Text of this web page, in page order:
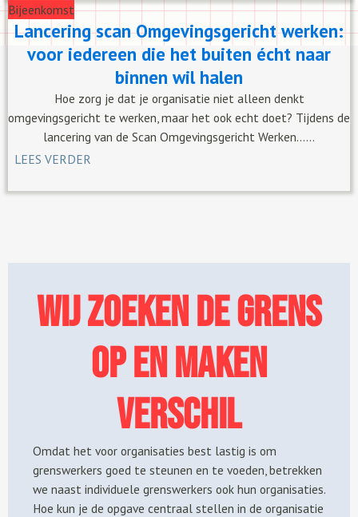
Bijeenkomst
Lancering scan Omgevingsgericht werken:
voor iedereen die het buiten écht naar
binnen wil halen
Hoe zorg je dat je organisatie niet alleen denkt
omgevingsgericht te werken, maar het ook echt doet? Tijdens de
lancering van de Scan Omgevingsgericht Werken......
LEES VERDER
Wij zoeken de grens
op en maken
verschil
Omdat het voor organisaties best lastig is om
grenswerkers goed te steunen en te voeden, betrekken
we naast individuele grenswerkers ook hun organisaties.
Hoe kun je de opgave centraal stellen in de organisatie